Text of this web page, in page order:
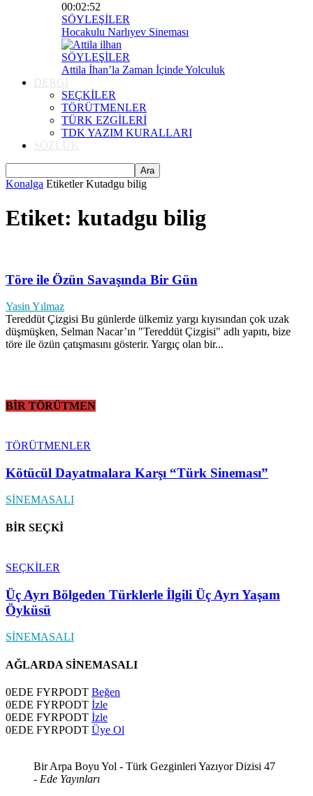
00:02:52
SÖYLEŞİLER
Hocakulu Narlıyev Sineması
SÖYLEŞİLER
Attila İhan’la Zaman İçinde Yolculuk
DERGİ
SEÇKİLER
TÖRÜTMENLER
TÜRK EZGİLERİ
TDK YAZIM KURALLARI
SÖZLÜK
Konalga Etiketler Kutadgu bilig
Etiket: kutadgu bilig
Töre ile Özün Savaşında Bir Gün
Yasin Yılmaz
Tereddüt Çizgisi Bu günlerde ülkemiz yargı kıyısından çok uzak
düşmüşken, Selman Nacar’ın "Tereddüt Çizgisi" adlı yapıtı, bize
töre ile özün çatışmasını gösterir. Yargıç olan bir...
BİR TÖRÜTMEN
TÖRÜTMENLER
Kötücül Dayatmalara Karşı “Türk Sineması”
SİNEMASALI
BİR SEÇKİ
SEÇKİLER
Üç Ayrı Bölgeden Türklerle İlgili Üç Ayrı Yaşam
Öyküsü
SİNEMASALI
AĞLARDA SİNEMASALI
0EDE FYRPODT Beğen
0EDE FYRPODT İzle
0EDE FYRPODT İzle
0EDE FYRPODT Üye Ol
Bir Arpa Boyu Yol - Türk Gezginleri Yazıyor Dizisi 47
- Ede Yayınları